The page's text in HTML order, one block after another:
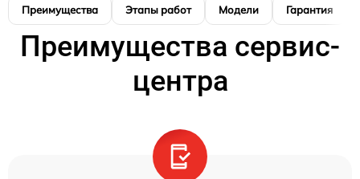
Преимущества Этапы работ Модели Гарантия
Преимущества сервис-
центра